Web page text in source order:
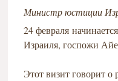
Министр юстиции
24 февраля
Израиля, госпожи
Этот визит говорит